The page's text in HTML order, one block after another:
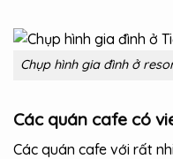
Chụp hình gia đình ở
Các quán cafe có
Các quán cafe với rất